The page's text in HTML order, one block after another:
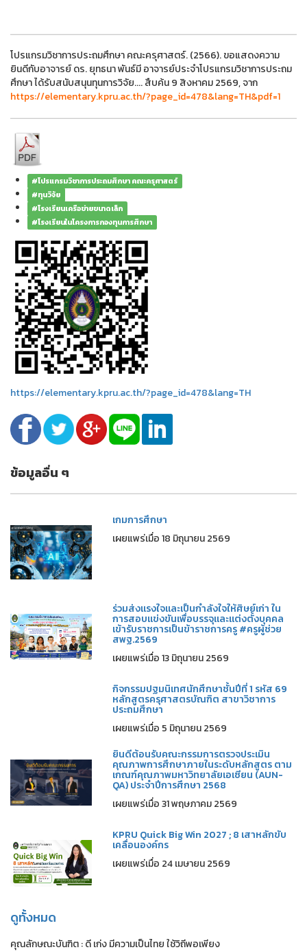
โปรแกรมวิชาการประถมศึกษา คณะครุศาสตร์. (2566). ขอแสดงความ
ยินดีกับอาจารย์ ดร. ยุทธนา พันธ์มี อาจารย์ประจำโปรแกรมวิชาการประถม
ศึกษา ได้รับสนับสนุนทุนการวิจัย.... สืบค้น 9 สิงหาคม 2569, จาก
https://elementary.kpru.ac.th/?page_id=478&lang=TH&pdf=1
#โปรแกรมวิชาการประถมศึกษา คณะครุศาสตร์
#ทุนวิจัย
#โรงเรียนเครือข่ายขนาดเล็ก
#โรงเรียนในโครงการกองทุนการศึกษา
https://elementary.kpru.ac.th/?page_id=478&lang=TH
ข้อมูลอื่น ๆ
เกมการศึกษา
เผยแพร่เมื่อ 18 มิถุนายน 2569
ร่วมส่งแรงใจและเป็นกำลังใจให้ศิษย์เก่า ใน
การสอบแข่งขันเพื่อบรรจุและแต่งตั้งบุคคล
เข้ารับราชการเป็นข้าราชการครู #ครูผู้ช่วย
สพฐ.2569
เผยแพร่เมื่อ 13 มิถุนายน 2569
กิจกรรมปฐมนิเทศนักศึกษาชั้นปีที่ 1 รหัส 69
หลักสูตรครุศาสตรบัณฑิต สาขาวิชาการ
ประถมศึกษา
เผยแพร่เมื่อ 5 มิถุนายน 2569
ยินดีต้อนรับคณะกรรมการตรวจประเมิน
คุณภาพการศึกษาภายในระดับหลักสูตร ตาม
เกณฑ์คุณภาพมหาวิทยาลัยเอเซียน (AUN-
QA) ประจำปีการศึกษา 2568
เผยแพร่เมื่อ 31 พฤษภาคม 2569
KPRU Quick Big Win 2027 ; 8 เสาหลักขับ
เคลื่อนองค์กร
เผยแพร่เมื่อ 24 เมษายน 2569
ดูทั้งหมด
คุณลักษณะบันฑิต : ดี เก่ง มีความเป็นไทย ใช้วิถีพอเพียง